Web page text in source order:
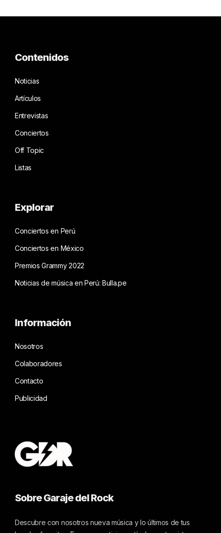
Contenidos
Noticias
Artículos
Entrevistas
Conciertos
Off Topic
Listas
Explorar
Conciertos en Perú
Conciertos en México
Premios Grammy 2022
Noticias de música en Perú: Bulla.pe
Información
Nosotros
Colaboradores
Contacto
Publicidad
Sobre Garaje del Rock
Descubre con nosotros nueva música y lo últimos de tus